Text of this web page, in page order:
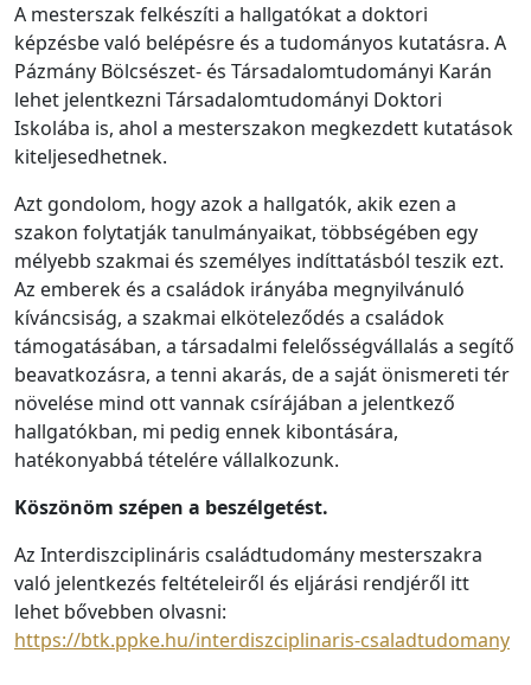
A mesterszak felkészíti a hallgatókat a doktori
képzésbe való belépésre és a tudományos kutatásra. A
Pázmány Bölcsészet- és Társadalomtudományi Karán
lehet jelentkezni Társadalomtudományi Doktori
Iskolába is, ahol a mesterszakon megkezdett kutatások
kiteljesedhetnek.
Azt gondolom, hogy azok a hallgatók, akik ezen a
szakon folytatják tanulmányaikat, többségében egy
mélyebb szakmai és személyes indíttatásból teszik ezt.
Az emberek és a családok irányába megnyilvánuló
kíváncsiság, a szakmai elköteleződés a családok
támogatásában, a társadalmi felelősségvállalás a segítő
beavatkozásra, a tenni akarás, de a saját önismereti tér
növelése mind ott vannak csírájában a jelentkező
hallgatókban, mi pedig ennek kibontására,
hatékonyabbá tételére vállalkozunk.
Köszönöm szépen a beszélgetést.
Az Interdiszciplináris családtudomány mesterszakra
való jelentkezés feltételeiről és eljárási rendjéről itt
lehet bővebben olvasni:
https://btk.ppke.hu/interdiszciplinaris-csaladtudomany